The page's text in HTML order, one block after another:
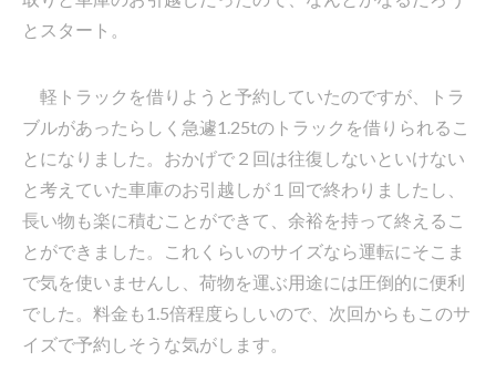
とスタート。
軽トラックを借りようと予約していたのですが、トラ
ブルがあったらしく急遽1.25tのトラックを借りられるこ
とになりました。おかげで２回は往復しないといけない
と考えていた車庫のお引越しが１回で終わりましたし、
長い物も楽に積むことができて、余裕を持って終えるこ
とができました。これくらいのサイズなら運転にそこま
で気を使いませんし、荷物を運ぶ用途には圧倒的に便利
でした。料金も1.5倍程度らしいので、次回からもこのサ
イズで予約しそうな気がします。